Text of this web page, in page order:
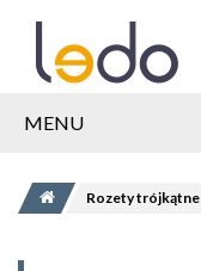
MENU
Rozety trójkątne